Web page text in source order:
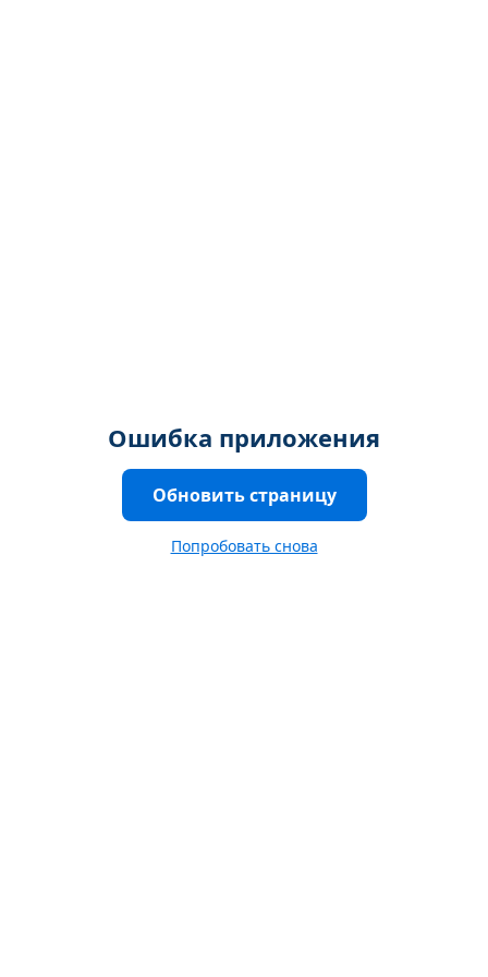
Ошибка приложения
Обновить страницу
Попробовать снова